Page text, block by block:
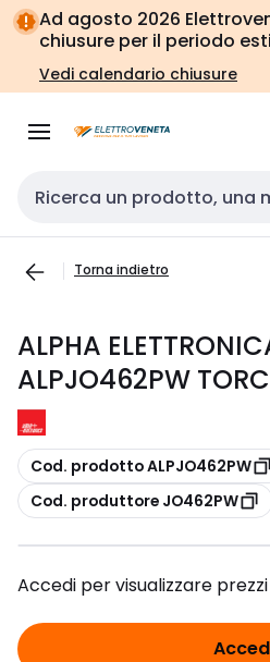
Vai alla
navigazione
Vai
alla
pagina
Ad agosto 2026
chiusure per il periodo
Vedi calendario chiusure
Cerca input
Torna indietro
ALPHA
ALPJO462PW
copia
Cod. prodotto ALPJO462PW
copia
Cod. produttore JO462PW
Accedi per visualizzare